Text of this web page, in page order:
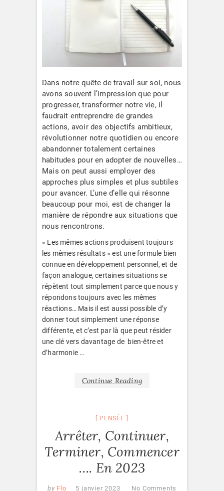
Dans notre quête de travail sur soi, nous
avons souvent l’impression que pour
progresser, transformer notre vie, il
faudrait entreprendre de grandes
actions, avoir des objectifs ambitieux,
révolutionner notre quotidien ou encore
abandonner totalement certaines
habitudes pour en adopter de nouvelles…
Mais on peut aussi employer des
approches plus simples et plus subtiles
pour avancer. L’une d’elle qui résonne
beaucoup pour moi, est de changer la
manière de répondre aux situations que
nous rencontrons.
« Les mêmes actions produisent toujours
les mêmes résultats » est une formule bien
connue en développement personnel, et de
façon analogue, certaines situations se
répètent tout simplement parce que nous y
répondons toujours avec les mêmes
réactions… Mais il est aussi possible d’y
donner tout simplement une réponse
différente, et c’est par là que peut résider
une clé vers davantage de bien-être et
d’harmonie …
Continue Reading
PENSÉE
Arrêter, Continuer,
Terminer, Commencer
…. En 2023
by Flo 5 janvier 2023 No Comments